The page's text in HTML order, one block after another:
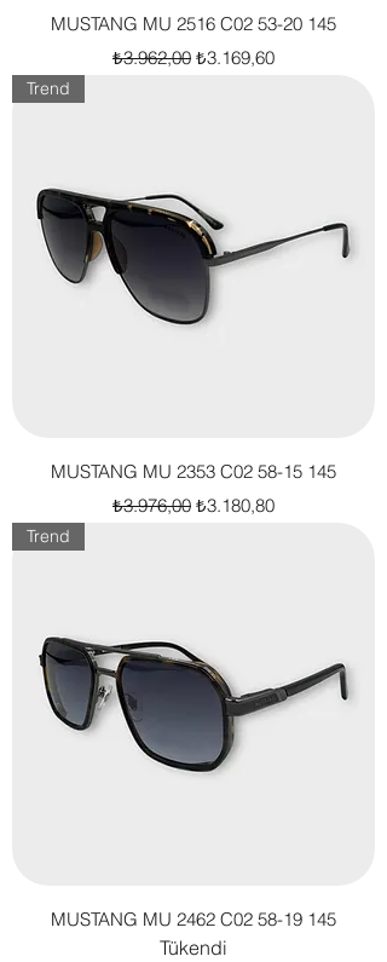
MUSTANG MU 2516 C02 53-20 145
Normal Fiyat
₺3.962,00 İndirimli Fiyat
₺3.169,60
Trend
MUSTANG MU 2353 C02 58-15 145
Normal Fiyat
₺3.976,00 İndirimli Fiyat
₺3.180,80
Trend
MUSTANG MU 2462 C02 58-19 145
Tükendi